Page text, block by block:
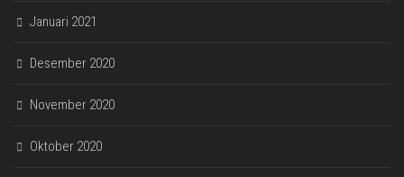
Januari 2021
Desember 2020
November 2020
Oktober 2020